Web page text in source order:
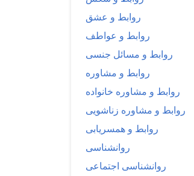
روابط و عشق
روابط و عواطف
روابط و مسائل جنسی
روابط و مشاوره
روابط و مشاوره خانواده
روابط و مشاوره زناشویی
روابط و همسریابی
روانشناسی
روانشناسی اجتماعی